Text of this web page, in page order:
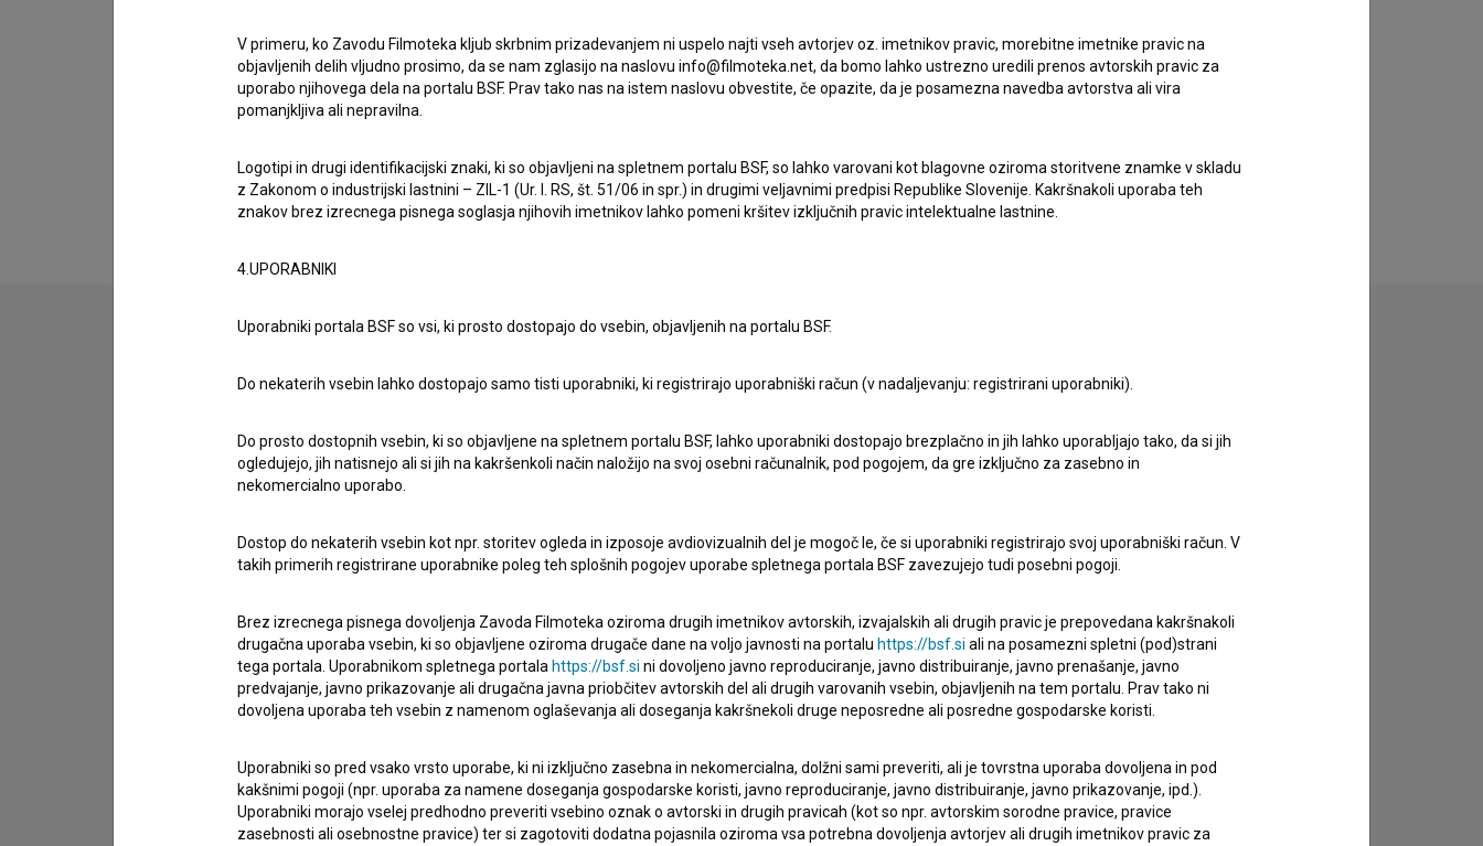
Filmografija (1)
Razširjeni podatki
imam vprašanje
prijavljam napako
V primeru, ko Zavodu Filmoteka kljub skrbnim prizadevanjem ni uspelo najti vseh avtorjev oz. imetnikov pravic, morebitne imetnike pravic na
objavljenih delih vljudno prosimo, da se nam zglasijo na naslovu info@filmoteka.net, da bomo lahko ustrezno uredili prenos avtorskih pravic za
uporabo njihovega dela na portalu BSF. Prav tako nas na istem naslovu obvestite, če opazite, da je posamezna navedba avtorstva ali vira
pomanjkljiva ali nepravilna.
Logotipi in drugi identifikacijski znaki, ki so objavljeni na spletnem portalu BSF, so lahko varovani kot blagovne oziroma storitvene znamke v skladu
z Zakonom o industrijski lastnini – ZIL-1 (Ur. l. RS, št. 51/06 in spr.) in drugimi veljavnimi predpisi Republike Slovenije. Kakršnakoli uporaba teh
znakov brez izrecnega pisnega soglasja njihovih imetnikov lahko pomeni kršitev izključnih pravic intelektualne lastnine.
4.UPORABNIKI
Uporabniki portala BSF so vsi, ki prosto dostopajo do vsebin, objavljenih na portalu BSF.
Do nekaterih vsebin lahko dostopajo samo tisti uporabniki, ki registrirajo uporabniški račun (v nadaljevanju: registrirani uporabniki).
Do prosto dostopnih vsebin, ki so objavljene na spletnem portalu BSF, lahko uporabniki dostopajo brezplačno in jih lahko uporabljajo tako, da si jih
ogledujejo, jih natisnejo ali si jih na kakršenkoli način naložijo na svoj osebni računalnik, pod pogojem, da gre izključno za zasebno in
nekomercialno uporabo.
Dostop do nekaterih vsebin kot npr. storitev ogleda in izposoje avdiovizualnih del je mogoč le, če si uporabniki registrirajo svoj uporabniški račun. V
takih primerih registrirane uporabnike poleg teh splošnih pogojev uporabe spletnega portala BSF zavezujejo tudi posebni pogoji.
Brez izrecnega pisnega dovoljenja Zavoda Filmoteka oziroma drugih imetnikov avtorskih, izvajalskih ali drugih pravic je prepovedana kakršnakoli
drugačna uporaba vsebin, ki so objavljene oziroma drugače dane na voljo javnosti na portalu https://bsf.si ali na posamezni spletni (pod)strani
tega portala. Uporabnikom spletnega portala https://bsf.si ni dovoljeno javno reproduciranje, javno distribuiranje, javno prenašanje, javno
predvajanje, javno prikazovanje ali drugačna javna priobčitev avtorskih del ali drugih varovanih vsebin, objavljenih na tem portalu. Prav tako ni
dovoljena uporaba teh vsebin z namenom oglaševanja ali doseganja kakršnekoli druge neposredne ali posredne gospodarske koristi.
Uporabniki so pred vsako vrsto uporabe, ki ni izključno zasebna in nekomercialna, dolžni sami preveriti, ali je tovrstna uporaba dovoljena in pod
kakšnimi pogoji (npr. uporaba za namene doseganja gospodarske koristi, javno reproduciranje, javno distribuiranje, javno prikazovanje, ipd.).
Uporabniki morajo vselej predhodno preveriti vsebino oznak o avtorski in drugih pravicah (kot so npr. avtorskim sorodne pravice, pravice
zasebnosti ali osebnostne pravice) ter si zagotoviti dodatna pojasnila oziroma vsa potrebna dovoljenja avtorjev ali drugih imetnikov pravic za